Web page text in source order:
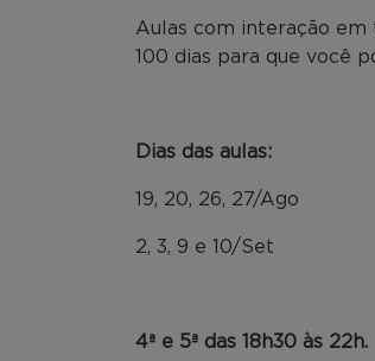
Aulas com interação
100 dias para que você
Dias das aulas:
19, 20, 26, 27/Ago
2, 3, 9 e 10/Set
4ª e 5ª das 18h30 às 22h.